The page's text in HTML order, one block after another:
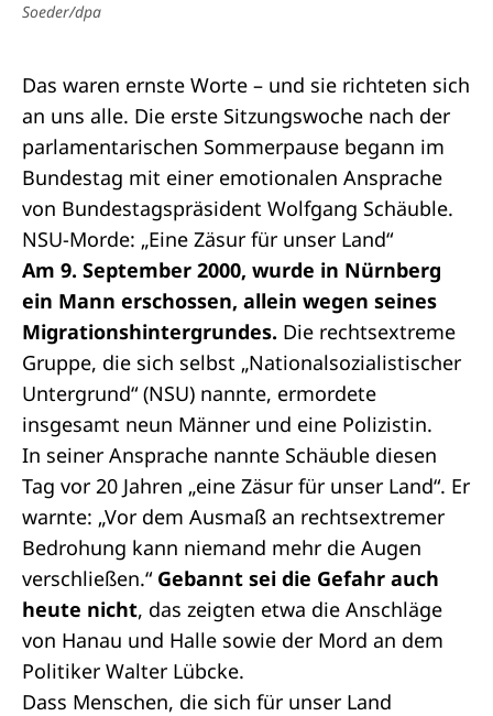
Soeder/dpa
Das waren ernste Worte – und sie richteten sich
an uns alle. Die erste Sitzungswoche nach der
parlamentarischen Sommerpause begann im
Bundestag mit einer emotionalen Ansprache
von Bundestagspräsident Wolfgang Schäuble.
NSU-Morde: „Eine Zäsur für unser Land“
Am 9. September 2000, wurde in Nürnberg
ein Mann erschossen, allein wegen seines
Migrationshintergrundes. Die rechtsextreme
Gruppe, die sich selbst „Nationalsozialistischer
Untergrund“ (NSU) nannte, ermordete
insgesamt neun Männer und eine Polizistin.
In seiner Ansprache nannte Schäuble diesen
Tag vor 20 Jahren „eine Zäsur für unser Land“. Er
warnte: „Vor dem Ausmaß an rechtsextremer
Bedrohung kann niemand mehr die Augen
verschließen.“ Gebannt sei die Gefahr auch
heute nicht, das zeigten etwa die Anschläge
von Hanau und Halle sowie der Mord an dem
Politiker Walter Lübcke.
Dass Menschen, die sich für unser Land